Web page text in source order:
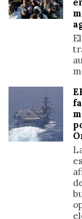
LINKS
Política de cookies
Términos y
Llámanos
+34633110958
+34633110958